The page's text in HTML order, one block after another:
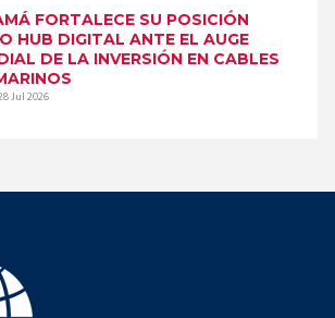
FORTALECE SU POSICIÓN
HUB DIGITAL ANTE EL AUGE
DE LA INVERSIÓN EN CABLES
Jul 2026